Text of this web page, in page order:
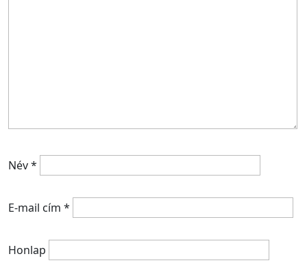
Név*
E-mail cím *
Honlap